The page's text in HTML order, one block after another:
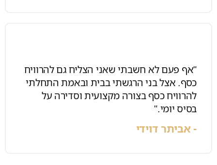
"אף פעם לא חשבתי שאני הצליח גם להרוויח
כסף. אצל בני הרגשתי בבית ובאמת התחלתי
להרוויח כסף בצורה מקצועית וסדירה על
בסיס יומי."
- אביתר דוידי